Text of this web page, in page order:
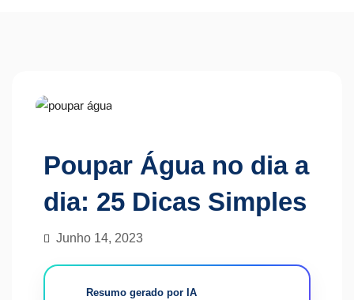
Poupar Água no dia a
dia: 25 Dicas Simples
Junho 14, 2023
Resumo gerado por IA